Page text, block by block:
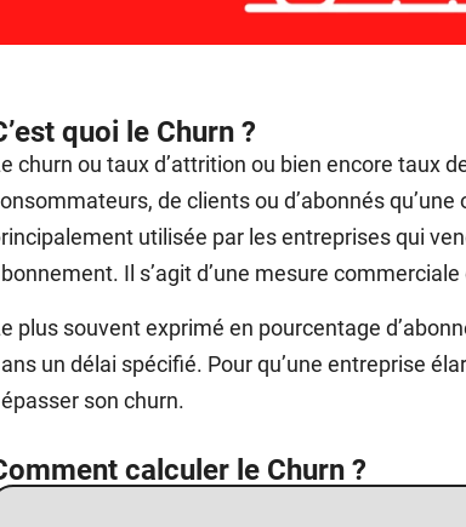
quoi le Churn ?
churn ou taux d’attrition ou bien encore taux
de clients ou d’abonnés
utilisée par les entreprises qui
Il s’agit d’une mesure
plus souvent exprimé en pourcentage
un délai spécifié. Pour qu’une entreprise
son churn.
calculer le Churn ?